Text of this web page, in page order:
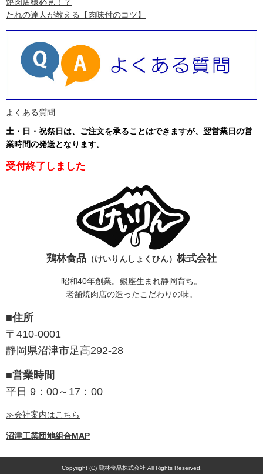
たれの達人が教える
【肉味付のコツ】
よくある質問
土・日・祝祭日は、ご注文を承ることはできますが、翌営業日の営
業時間の発送となります。
受付終了しました
鶏林食品 （けいりんしょくひん） 株式会社
昭和40年創業。銀座生まれ静岡育ち。
老舗焼肉店の造ったこだわりの味。
■住所
〒410-0001
静岡県沼津市足高292-28
■営業時間
平日 9：00～17：00
≫会社案内はこちら
沼津工業団地組合MAP
Copyright (C) 鶏林食品株式会社 All Rights Reserved.